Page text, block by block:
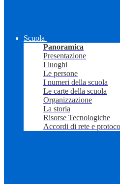
Scuola
Panoramica
Presentazione
I luoghi
Le persone
I numeri della scuola
Le carte della scuola
Organizzazione
La storia
Risorse Tecnologiche
Accordi di rete e